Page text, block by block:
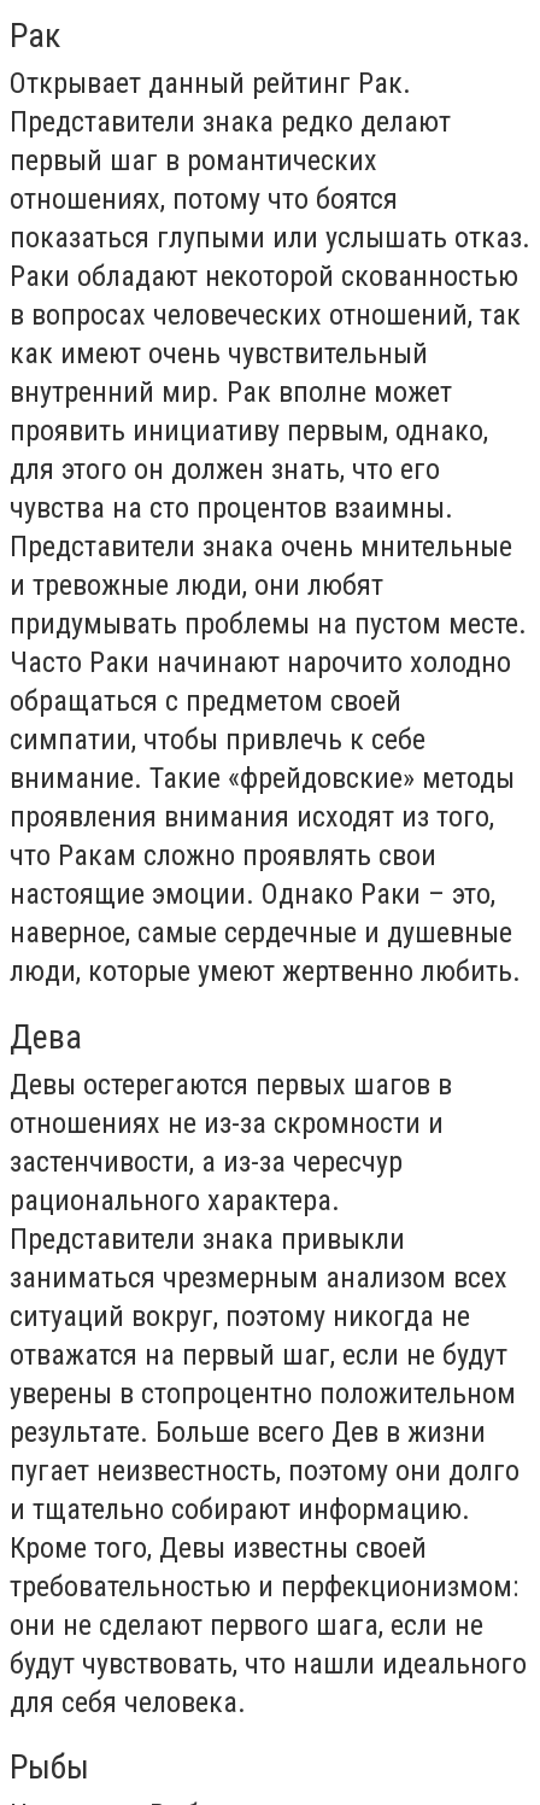
Рак
Открывает данный рейтинг Рак.
Представители знака редко делают
первый шаг в романтических
отношениях, потому что боятся
показаться глупыми или услышать отказ.
Раки обладают некоторой скованностью
в вопросах человеческих отношений, так
как имеют очень чувствительный
внутренний мир. Рак вполне может
проявить инициативу первым, однако,
для этого он должен знать, что его
чувства на сто процентов взаимны.
Представители знака очень мнительные
и тревожные люди, они любят
придумывать проблемы на пустом месте.
Часто Раки начинают нарочито холодно
обращаться с предметом своей
симпатии, чтобы привлечь к себе
внимание. Такие «фрейдовские» методы
проявления внимания исходят из того,
что Ракам сложно проявлять свои
настоящие эмоции. Однако Раки – это,
наверное, самые сердечные и душевные
люди, которые умеют жертвенно любить.
Дева
Девы остерегаются первых шагов в
отношениях не из-за скромности и
застенчивости, а из-за чересчур
рационального характера.
Представители знака привыкли
заниматься чрезмерным анализом всех
ситуаций вокруг, поэтому никогда не
отважатся на первый шаг, если не будут
уверены в стопроцентно положительном
результате. Больше всего Дев в жизни
пугает неизвестность, поэтому они долго
и тщательно собирают информацию.
Кроме того, Девы известны своей
требовательностью и перфекционизмом:
они не сделают первого шага, если не
будут чувствовать, что нашли идеального
для себя человека.
Рыбы